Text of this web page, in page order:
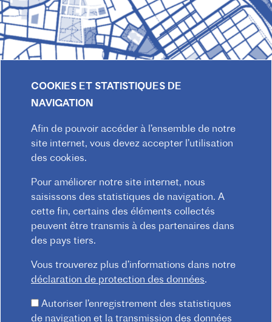
© 2026 Institut français d'Autriche-Vienne
Mentions légales
Confidentialité
Règlement intérieur
Contact CGV
COOKIES ET STATISTIQUES DE
NAVIGATION
Afin de pouvoir accéder à l’ensemble de notre
site internet, vous devez accepter l’utilisation
des cookies.
Pour améliorer notre site internet, nous
saisissons des statistiques de navigation. A
cette fin, certains des éléments collectés
peuvent être transmis à des partenaires dans
des pays tiers.
Vous trouverez plus d’informations dans notre
déclaration de protection des données.
Autoriser l’enregistrement des statistiques
de navigation et la transmission des données